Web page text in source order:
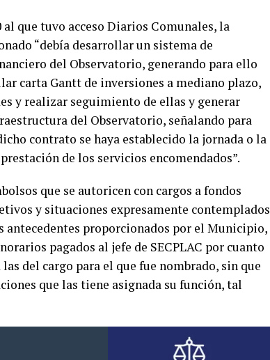
al que tuvo acceso Diarios Comunales, la
“debía desarrollar un sistema de
del Observatorio, generando para ello
carta Gantt de inversiones a mediano plazo,
y realizar seguimiento de ellas y generar
del Observatorio, señalando para
contrato se haya establecido la jornada o la
de los servicios encomendados”.
que se autoricen con cargos a fondos
y situaciones expresamente contemplados
proporcionados por el Municipio,
pagados al jefe de SECPLAC por cuanto
del cargo para el que fue nombrado, sin que
que las tiene asignada su función, tal